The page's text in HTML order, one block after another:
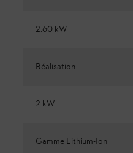
2.60 kW
Réalisation
2 kW
Gamme Lithium-Ion